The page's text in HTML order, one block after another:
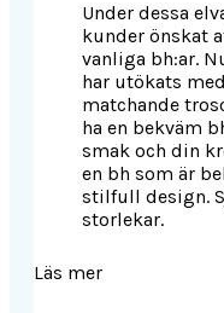
Under dessa
kunder önskat
vanliga bh:ar.
har utökats
matchande
ha en bekväm
smak och din
en bh som är
stilfull design.
storlekar.
Läs mer